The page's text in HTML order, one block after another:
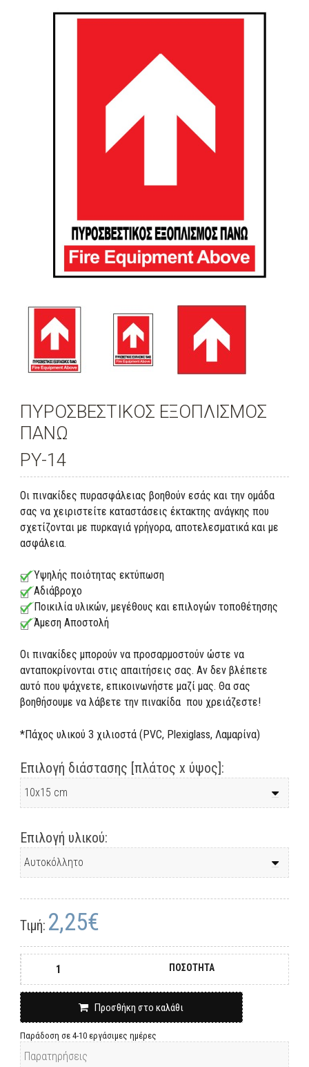
ΠΥΡΟΣΒΕΣΤΙΚΟΣ ΕΞΟΠΛΙΣΜΟΣ
ΠΑΝΩ
PY-14
Οι πινακίδες πυρασφάλειας βοηθούν εσάς και την ομάδα
σας να χειριστείτε καταστάσεις έκτακτης ανάγκης που
σχετίζονται με πυρκαγιά γρήγορα, αποτελεσματικά και με
ασφάλεια.
Υψηλής ποιότητας εκτύπωση
Αδιάβροχο
Ποικιλία υλικών, μεγέθους και επιλογών τοποθέτησης
Άμεση Αποστολή
Οι πινακίδες μπορούν να προσαρμοστούν ώστε να
ανταποκρίνονται στις απαιτήσεις σας. Αν δεν βλέπετε
αυτό που ψάχνετε, επικοινωνήστε μαζί μας. Θα σας
βοηθήσουμε να λάβετε την πινακίδα που χρειάζεστε!
*Πάχος υλικού 3 χιλιοστά (PVC, Plexiglass, Λαμαρίνα)
Επιλογή διάστασης [πλάτος x ύψος]:
Επιλογή υλικού:
Τιμή: 2,25€
ΠΟΣΟΤΗΤΑ
Προσθήκη στο καλάθι
Παράδοση σε 4-10 εργάσιμες ημέρες